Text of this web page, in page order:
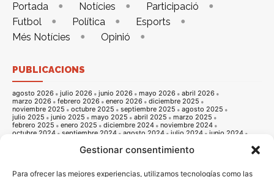
Gestionar consentimiento
Para ofrecer las mejores experiencias, utilizamos tecnologías como las
Portada Notícies
Participació
Futbol
Política
Esports
Més Notícies
Opinió
PUBLICACIONS
agosto 2026 julio 2026 junio 2026 mayo 2026
abril 2026
marzo 2026
febrero 2026 enero 2026
diciembre 2025
noviembre 2025
octubre 2025 septiembre 2025
agosto 2025
julio 2025
junio 2025 mayo 2025 abril 2025
marzo 2025
febrero 2025
enero 2025 diciembre 2024
noviembre 2024
octubre 2024
septiembre 2024 agosto 2024 julio 2024
junio 2024
noviembre 2023 octubre 2023
septiembre 2023
noviembre 2022
octubre 2022 septiembre 2022
agosto 2022